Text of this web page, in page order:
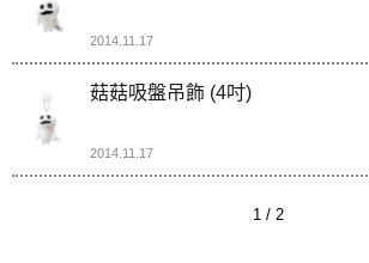
2014.11.17
菇菇吸盤吊飾 (4吋)
2014.11.17
1 / 2